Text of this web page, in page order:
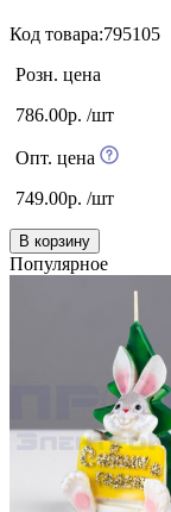
Код товара:795105
Розн. цена
786.00р. /шт
Опт. цена
749.00р. /шт
В корзину
Популярное